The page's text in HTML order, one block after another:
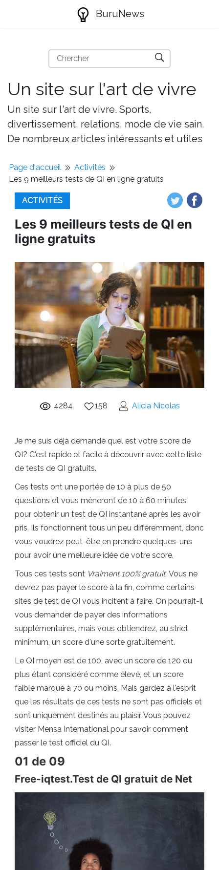
BuruNews
Un site sur l'art de vivre
Un site sur l'art de vivre. Sports,
divertissement, relations, mode de vie sain.
De nombreux articles intéressants et utiles
Page d'accueil
Activités
Les 9 meilleurs tests de QI en ligne gratuits
ACTIVITÉS
Les 9 meilleurs tests de QI en
ligne gratuits
4284 158 Alicia Nicolas
Je me suis déjà demandé quel est votre score de
QI? C'est rapide et facile à découvrir avec cette liste
de tests de QI gratuits.
Ces tests ont une portée de 10 à plus de 50
questions et vous mèneront de 10 à 60 minutes
pour obtenir un test de QI instantané après les avoir
pris. Ils fonctionnent tous un peu différemment, donc
vous voudrez peut-être en prendre quelques-uns
pour avoir une meilleure idée de votre score.
Tous ces tests sont Vraiment 100% gratuit. Vous ne
devrez pas payer le score à la fin, comme certains
sites de test de QI vous incitent à faire. On pourrait-il
vous demander de payer des informations
supplémentaires, mais vous obtiendrez, au strict
minimum, un score d'une sorte gratuitement.
Le QI moyen est de 100, avec un score de 120 ou
plus étant considéré comme élevé, et un score
faible marqué à 70 ou moins. Mais gardez à l'esprit
que les résultats de ces tests ne sont pas officiels et
sont uniquement destinés au plaisir. Vous pouvez
visiter Mensa International pour savoir comment
passer le test officiel du QI.
01 de 09
Free-iqtest.Test de QI gratuit de Net